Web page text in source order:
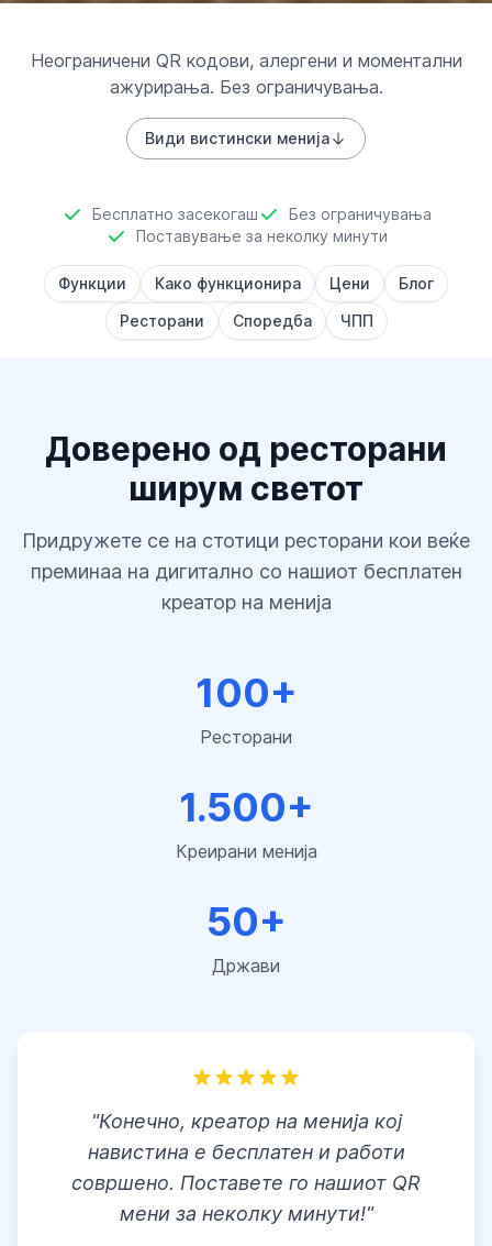
Неограничени QR кодови, алергени и моментални
ажурирања. Без ограничувања.
Види вистински менија
Бесплатно засекогаш
Без ограничувања
Поставување за неколку минути
Функции Како функционира Цени
Блог
Ресторани
Споредба ЧПП
Доверено од ресторани
ширум светот
Придружете се на стотици ресторани кои веќе
преминаа на дигитално со нашиот бесплатен
креатор на менија
100+
Ресторани
1.500+
Креирани менија
50+
Држави
"Конечно, креатор на менија кој
навистина е бесплатен и работи
совршено. Поставете го нашиот QR
мени за неколку минути!"